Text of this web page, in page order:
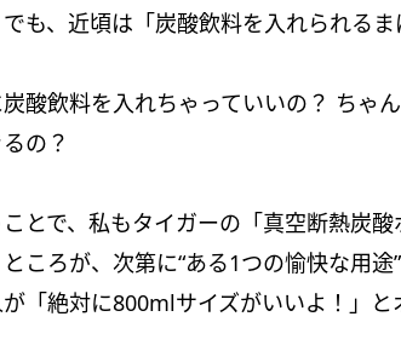
でも、近頃は「炭酸飲料を入れられる
酸飲料を入れちゃっていいの？ ちゃ
の？
ことで、私もタイガーの「真空断熱炭
ころが、次第に“ある1つの愉快な用
「絶対に800mlサイズがいいよ！」